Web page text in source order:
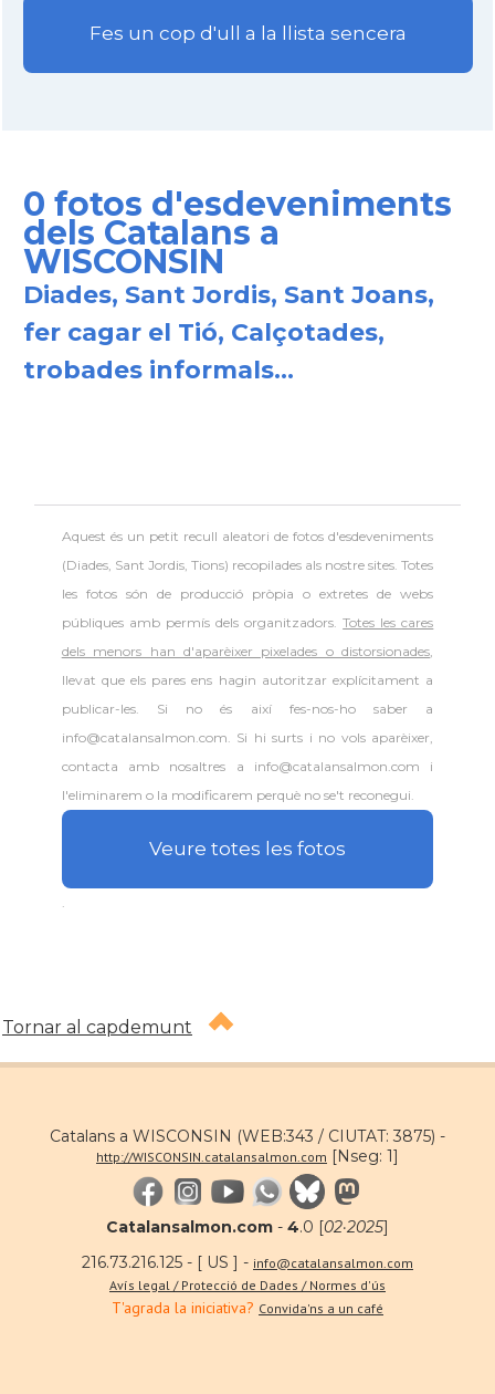
Fes un cop d'ull a la llista sencera
0 fotos d'esdeveniments
dels Catalans a
WISCONSIN
Diades, Sant Jordis, Sant Joans,
fer cagar el Tió, Calçotades,
trobades informals...
Aquest és un petit recull aleatori defotos d'esdeveniments
(Diades, Sant Jordis, Tions) recopilades als nostre sites. Totes
les fotos són de producció pròpia o extretes de webs
públiques amb permís dels organitzadors.Totes les cares
dels menors han d'aparèixer pixelades o distorsionades,
llevat que els pares ens hagin autoritzar explícitament a
publicar-les. Si no és així fes-nos-ho saber a
info@catalansalmon.com. Si hi surts i no vols aparèixer,
contacta amb nosaltres a info@catalansalmon.com i
l'eliminarem o la modificarem perquè no se't reconegui.
Veure totes les fotos
Tornar al capdemunt
Catalans a WISCONSIN (WEB:343 / CIUTAT: 3875) -
http://WISCONSIN.catalansalmon.com [Nseg: 1]
Catalansalmon.com - 4.0 [02·2025]
216.73.216.125 - [ US ] - info@catalansalmon.com
Avís legal / Protecció de Dades / Normes d'ús
T'agrada la iniciativa? Convida'ns a un café